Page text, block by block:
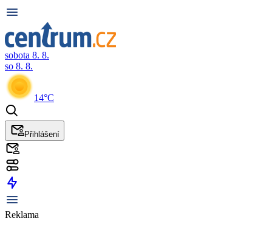
sobota 8. 8.
so 8. 8.
14°C
Přihlášení
Reklama